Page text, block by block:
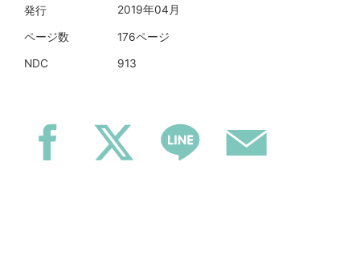
発行 2019年04月
ページ数 176ページ
NDC 913